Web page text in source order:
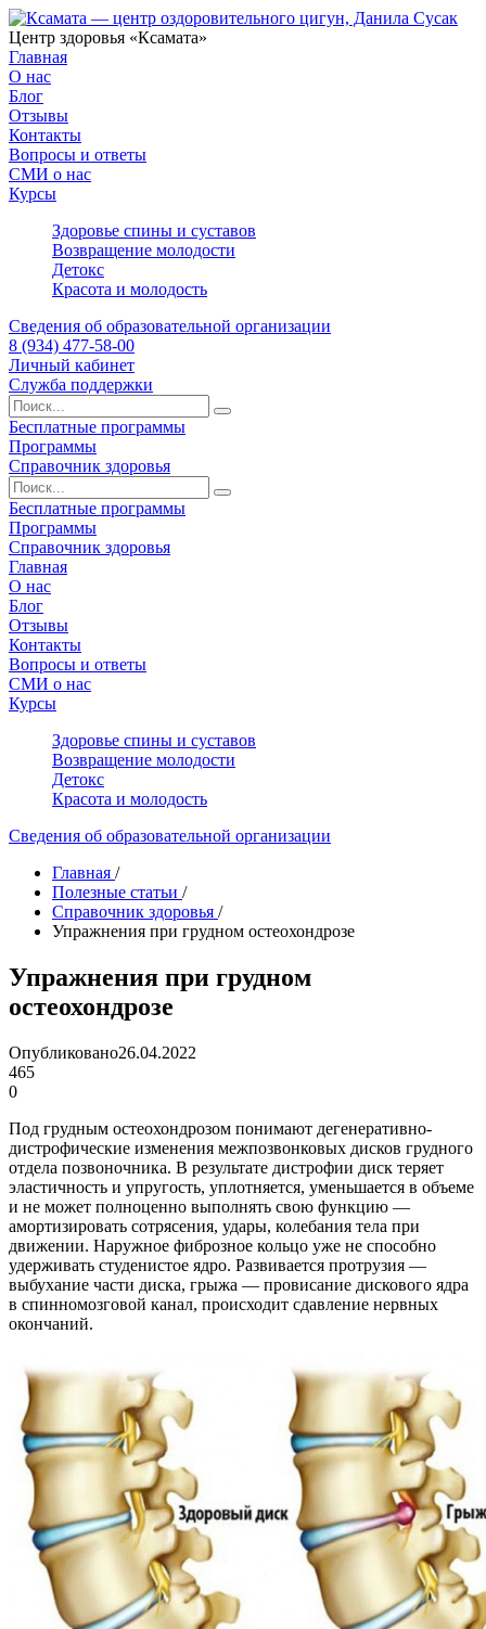
Центр здоровья «Ксамата»
Главная
О нас
Блог
Отзывы
Контакты
Вопросы и ответы
СМИ о нас
Курсы
Здоровье спины и суставов
Возвращение молодости
Детокс
Красота и молодость
Сведения об образовательной организации
8 (934) 477-58-00
Личный кабинет
Служба поддержки
Бесплатные программы
Программы
Справочник здоровья
Бесплатные программы
Программы
Справочник здоровья
Главная
О нас
Блог
Отзывы
Контакты
Вопросы и ответы
СМИ о нас
Курсы
Здоровье спины и суставов
Возвращение молодости
Детокс
Красота и молодость
Сведения об образовательной организации
Главная /
Полезные статьи /
Справочник здоровья /
Упражнения при грудном остеохондрозе
Упражнения при грудном
остеохондрозе
Опубликовано26.04.2022
465
0
Под грудным остеохондрозом понимают дегенеративно-
дистрофические изменения межпозвонковых дисков грудного
отдела позвоночника. В результате дистрофии диск теряет
эластичность и упругость, уплотняется, уменьшается в объеме
и не может полноценно выполнять свою функцию —
амортизировать сотрясения, удары, колебания тела при
движении. Наружное фиброзное кольцо уже не способно
удерживать студенистое ядро. Развивается протрузия —
выбухание части диска, грыжа — провисание дискового ядра
в спинномозговой канал, происходит сдавление нервных
окончаний.